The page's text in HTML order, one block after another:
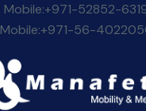
Mobile:+971-52852-
Mobile:+971-56-